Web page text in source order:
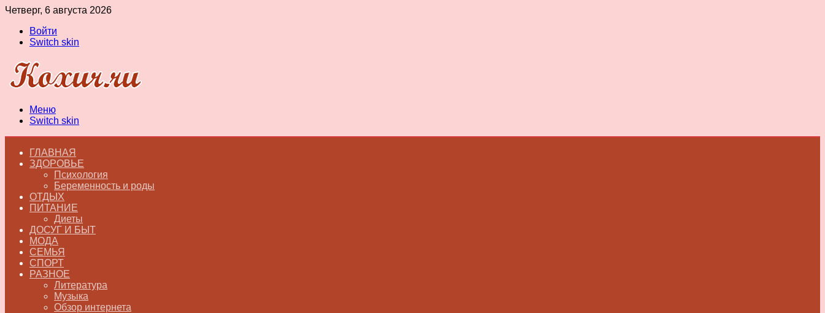
Четверг, 6 августа 2026
Войти
Switch skin
Меню
Switch skin
ГЛАВНАЯ
ЗДОРОВЬЕ
Психология
Беременность и роды
ОТДЫХ
ПИТАНИЕ
Диеты
ДОСУГ И БЫТ
МОДА
СЕМЬЯ
СПОРТ
РАЗНОЕ
Литература
Музыка
Обзор интернета